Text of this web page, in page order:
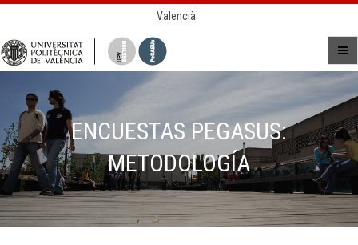
Valencià
ENCUESTAS PEGASUS:
METODOLOGÍA